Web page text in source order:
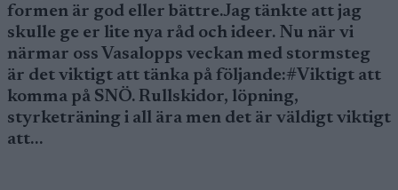
formen är god eller bättre.Jag tänkte att jag
skulle ge er lite nya råd och ideer. Nu när vi
närmar oss Vasalopps veckan med stormsteg
är det viktigt att tänka på följande:#Viktigt att
komma på SNÖ. Rullskidor, löpning,
styrketräning i all ära men det är väldigt viktigt
att…